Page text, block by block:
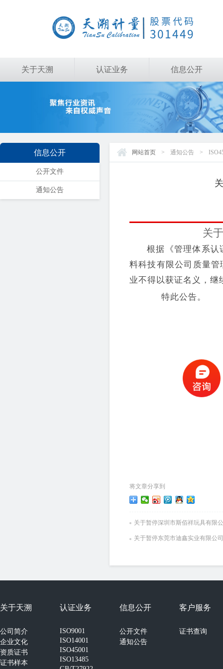
关于天溯 认证业务 信息公开
信息公开
公开文件
通知公告
网站首页 > 通知公告 >
关
根据《管理体系认
料科技有限公司 质量管
业不得以获证名义，继
特此公告。
将文章分享到
关于暂停深圳市斯佰祥玩具有限
关于暂停东莞市迪鑫实业有限公
关于天溯
公司简介
企业文化
资质证书
证书样本
认证业务
ISO9001
ISO14001
ISO45001
ISO13485
信息公开
公开文件
通知公告
客户服务
证书查询